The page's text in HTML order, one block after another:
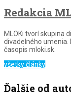
Redakcia
MLOKi tvorí skupina
divadelného
časopis mloki.sk.
všetky články
Ďalšie od